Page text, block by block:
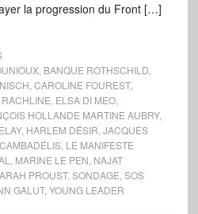
la progression du Front […]
, BANQUE ROTHSCHILD
CAROLINE FOUREST,
ELSA DI MEO,
HOLLANDE MARTINE AUBRY,
, HARLEM DÉSIR JACQUES
, LE MANIFESTE
MARINE LE PEN NAJAT
PROUST, SONDAGE SOS
GALUT, YOUNG LEADER